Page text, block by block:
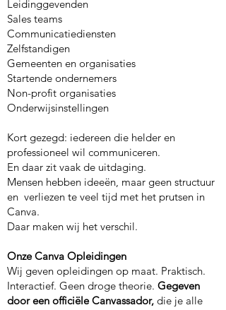
Leidinggevenden
Sales teams
Communicatiediensten
Zelfstandigen
Gemeenten en organisaties
Startende ondernemers
Non-profit organisaties
Onderwijsinstellingen
Kort gezegd: iedereen die helder en
professioneel wil communiceren.
En daar zit vaak de uitdaging.
Mensen hebben ideeën, maar geen structuur
en verliezen te veel tijd met het prutsen in
Canva.
Daar maken wij het verschil.
Onze Canva Opleidingen
Wij geven opleidingen op maat. Praktisch.
Interactief. Geen droge theorie. Gegeven
door een officiële Canvassador, die je alle